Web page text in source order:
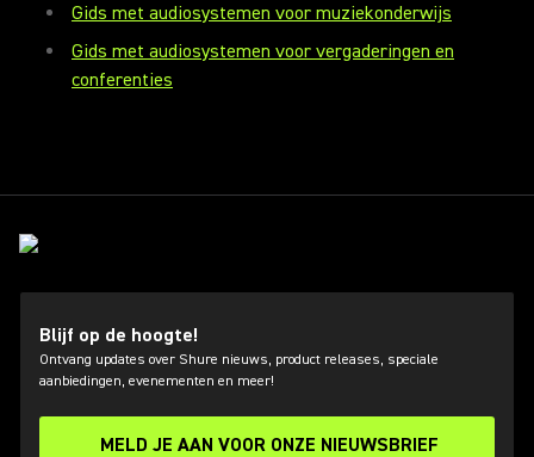
Gids met audiosystemen voor muziekonderwijs
Gids met audiosystemen voor vergaderingen en
conferenties
Blijf op de hoogte!
Ontvang updates over Shure nieuws, product releases, speciale
aanbiedingen, evenementen en meer!
MELD JE AAN VOOR ONZE NIEUWSBRIEF